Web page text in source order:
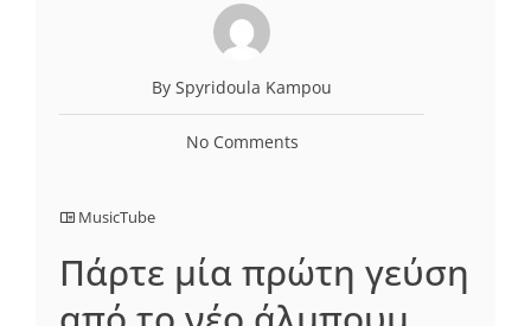
By Spyridoula Kampou
No Comments
MusicTube
Πάρτε μία πρώτη γεύση